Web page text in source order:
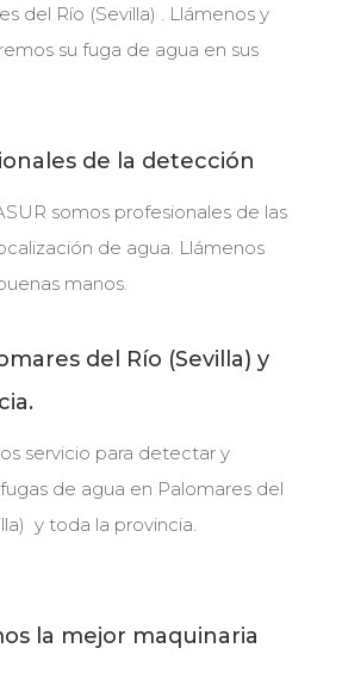
del Río (Sevilla) . Llámenos y
su fuga de agua en sus
de la detección
somos profesionales de las
de agua. Llámenos
manos.
del Río (Sevilla) y
servicio para detectar y
de agua en Palomares del
y toda la provincia.
la mejor maquinaria